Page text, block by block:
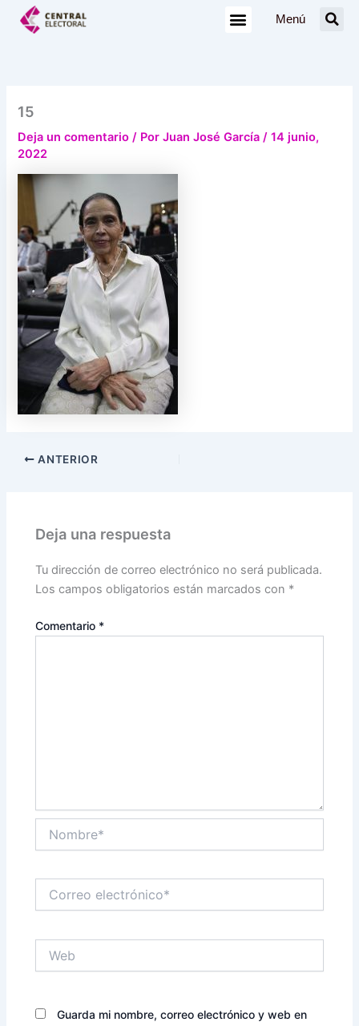
Menú
15
Deja un comentario / PorJuan José García/14 junio,
2022
ANTERIOR
Deja una respuesta
Tu dirección de correo electrónico no será publicada.
Los campos obligatorios están marcados con *
Comentario *
electrónico*
Guarda mi nombre, correo electrónico y web en